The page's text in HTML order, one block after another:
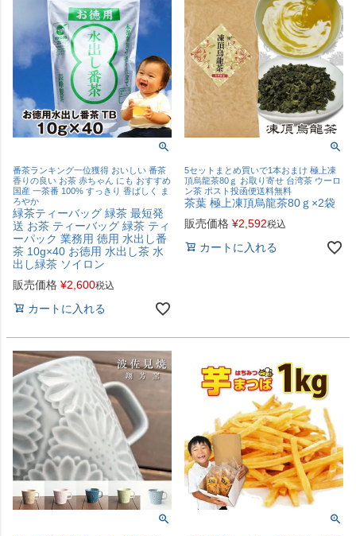
番茶ランキング一位獲得 おいしい 番茶
香りの良い お茶 赤ちゃん にも おすすめ
国産 一茶番 100% すっきり 香ばしく ま
ろやか
緑茶ティーバッグ 緑茶 最短発
送 お茶 ティーバッグ 緑茶 ティ
ーパック 業務用 徳用 水出し番
茶 10g×40 お徳用 水出し茶 水
出し緑茶 ソイロン
販売価格 ¥2,600税込
カートに入れる
5セットまとめ買いで1本おまけ 極上凍
頂烏龍茶80ｇ お取り寄せ 台湾茶 ウーロ
ン茶 ポスト投函便送料無料
茶葉 極上凍頂烏龍茶80ｇ×2袋
販売価格 ¥2,592税込
カートに入れる